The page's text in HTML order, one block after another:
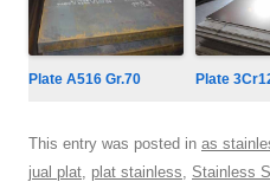
Plate A516 Gr.70 Plate
This entry was posted in as
jual plat, plat stainless, Stainless